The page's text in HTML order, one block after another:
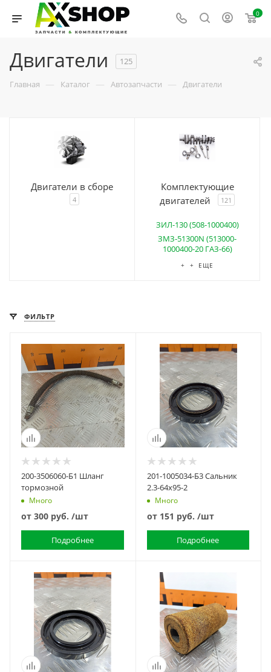
0
Двигатели 125
Главная — Каталог — Автозапчасти — Двигатели
Двигатели в сборе
4
Комплектующие
двигателей
121
ЗИЛ-130 (508-1000400)
ЗМЗ-51300N (513000-
1000400-20 ГАЗ-66)
+ + ЕЩЕ
ФИЛЬТР
200-3506060-Б1 Шланг
тормозной
Много
от 300 руб. /шт
Подробнее
201-1005034-Б3 Сальник
2.3-64х95-2
Много
от 151 руб. /шт
Подробнее